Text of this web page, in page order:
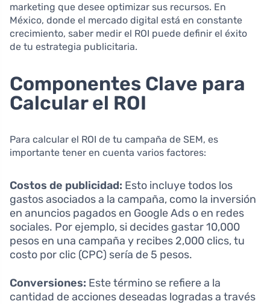
marketing que desee optimizar sus recursos. En
México, donde el mercado digital está en constante
crecimiento, saber medir el ROI puede definir el éxito
de tu estrategia publicitaria.
Componentes Clave para
Calcular el ROI
Para calcular el ROI de tu campaña de SEM, es
importante tener en cuenta varios factores:
Costos de publicidad: Esto incluye todos los
gastos asociados a la campaña, como la inversión
en anuncios pagados en Google Ads o en redes
sociales. Por ejemplo, si decides gastar 10,000
pesos en una campaña y recibes 2,000 clics, tu
costo por clic (CPC) sería de 5 pesos.
Conversiones: Este término se refiere a la
cantidad de acciones deseadas logradas a través